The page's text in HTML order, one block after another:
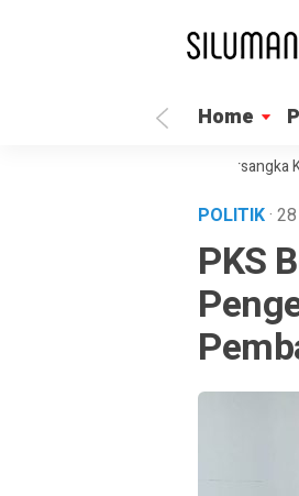
Home
KPK Segera Umumkan Tersangka Korupsi
POLITIK·
PKS